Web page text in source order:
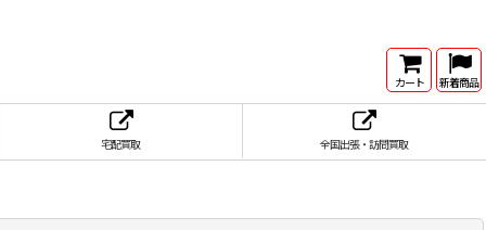
カート 新着商品
宅配買取 全国出張・訪問買取